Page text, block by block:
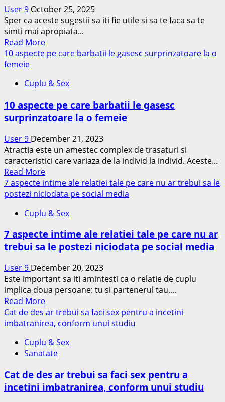
a
ta
–
si
cum
aceasta
catre
iubire
User 9 October 25, 2025
Sper ca aceste sugestii sa iti fie utile si sa te faca sa te
simti mai apropiata...
Read MoreRead
more
activitati
care
este
sa
le
faci
alaturi
de
partenerul
tau
10 aspecte pe care barbatii le gasesc surprinzatoare la o
femeie
Cuplu & Sex
10 aspecte pe care barbatii le gasesc
surprinzatoare la o femeie
User 9 December 21, 2023
Atractia este un amestec complex de trasaturi si
caracteristici care variaza de la individ la individ. Aceste...
Read MoreRead
more
about
aspecte
care
barbatii
gasesc
surprinzatoare
la
o
femeie
7 aspecte intime ale relatiei tale pe care nu ar trebui sa le
postezi niciodata pe social media
Cuplu & Sex
7 aspecte intime ale relatiei tale pe care nu ar
trebui sa le postezi niciodata pe social media
User 9 December 20, 2023
Este important sa iti amintesti ca o relatie de cuplu
implica doua persoane: tu si partenerul tau....
Read MoreRead
more
about
aspecte
intime
relatiei
tale
Cat de des ar trebui sa faci sex pentru a incetini
imbatranirea, conform unui studiu
Cuplu & Sex
Sanatate
Cat de des ar trebui sa faci sex pentru a
incetini imbatranirea, conform unui studiu